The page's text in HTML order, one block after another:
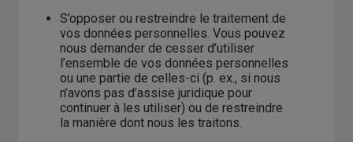
S’opposer ou restreindre le traitement de
vos données personnelles. Vous pouvez
nous demander de cesser d’utiliser
l’ensemble de vos données personnelles
ou une partie de celles-ci (p. ex., si nous
n’avons pas d’assise juridique pour
continuer à les utiliser) ou de restreindre
la manière dont nous les traitons.